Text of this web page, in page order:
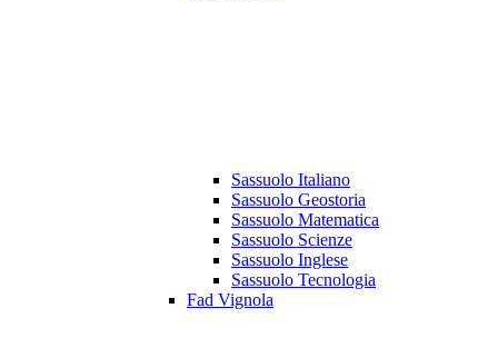
Sassuolo Italiano
Sassuolo Geostoria
Sassuolo Matematica
Sassuolo Scienze
Sassuolo Inglese
Sassuolo Tecnologia
Fad Vignola